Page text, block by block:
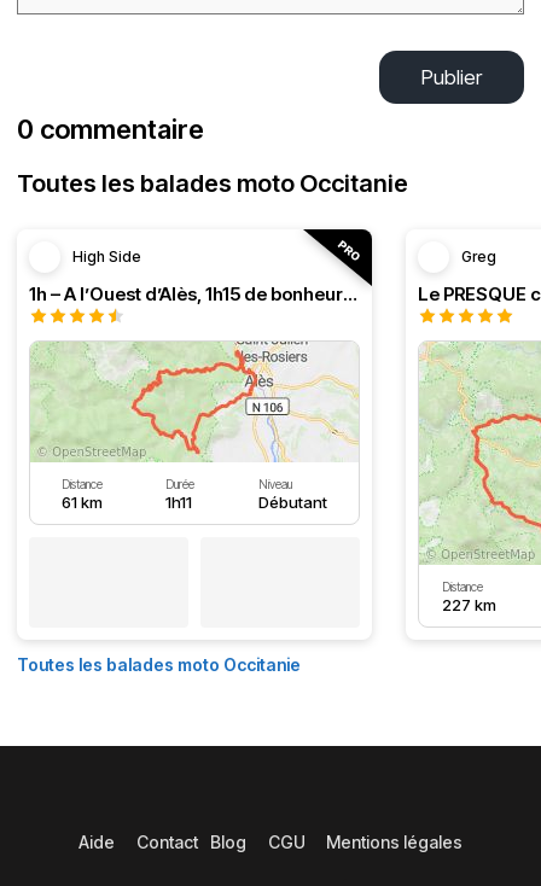
Publier
0 commentaire
Toutes les balades moto Occitanie
High Side
1h – A l’Ouest d’Alès, 1h15 de bonheur (HSRF23)
Distance
61 km
Durée
1h11
Niveau
Débutant
Greg
Distance
227 km
Toutes les balades moto Occitanie
Aide Contact Blog CGU Mentions légales